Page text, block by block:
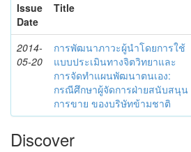
Issue
Date
Title
2014-
05-20
การพัฒนาภาวะผู้นำโดยการใช้
แบบประเมินทางจิตวิทยาและ
การจัดทำแผนพัฒนาตนเอง:
กรณีศึกษาผู้จัดการฝ่ายสนับสนุน
การขาย ของบริษัทข้ามชาติ
Discover